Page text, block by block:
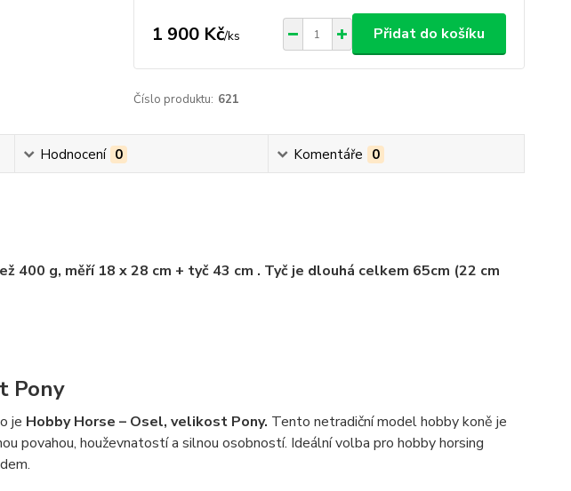
1 900 Kč/ks Přidat do košíku
Číslo produktu: 621
Hodnocení 0 Komentáře 0
400 g, měří 18 x 28 cm + tyč 43 cm . Tyč je dlouhá celkem 65cm (22 cm
Pony
je Hobby Horse – Osel, velikost Pony. Tento netradiční model hobby koně je
povahou, houževnatostí a silnou osobností. Ideální volba pro hobby horsing